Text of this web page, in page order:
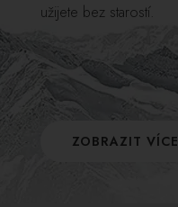
užijete bez starostí.
ZOBRAZIT VÍCE